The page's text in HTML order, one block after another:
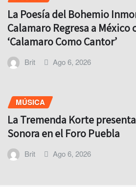
La Poesía del Bohemio
Calamaro Regresa a México
‘Calamaro Como Cantor’
Brit Ago 6, 2026
MÚSICA
La Tremenda Korte
Sonora en el Foro Puebla
Brit Ago 6, 2026